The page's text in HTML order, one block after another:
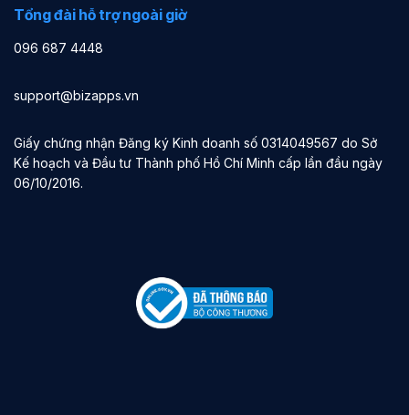
Tổng đài hỗ trợ ngoài giờ
096 687 4448
support@bizapps.vn
Giấy chứng nhận Đăng ký Kinh doanh số 0314049567 do Sở
Kế hoạch và Đầu tư Thành phố Hồ Chí Minh cấp lần đầu ngày
06/10/2016.